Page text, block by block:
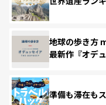
地球の歩き方
最新作『オデ
準備も滞在も